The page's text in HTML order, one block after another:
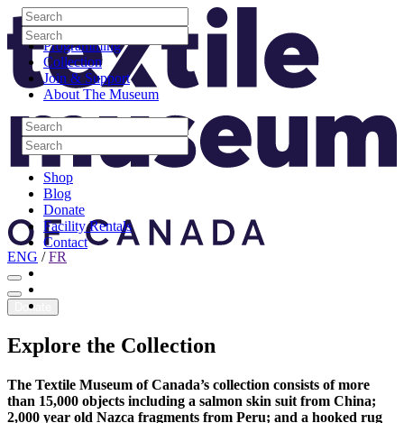
Skip to content
Visit
Programming
Collection
Join & Support
About The Museum
Search
Search
Search
Search
Shop
Blog
Donate
Facility Rentals
Contact
Youtube
Search
Search
Search
Search
Site Logo
ENG /FR
Donate
Explore the Collection
The Textile Museum of Canada’s collection consists of more
than 15,000 objects including a salmon skin suit from China;
2,000 year old Nazca fragments from Peru; and a hooked rug